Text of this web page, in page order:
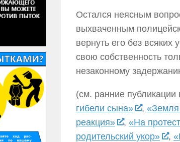
Остался неясным
выхваченным
вернуть его без всяких
свою собственность
незаконному
(см. ранние
гибели сына»
, «Земля
реакция»
, «На
родительский укор»
,